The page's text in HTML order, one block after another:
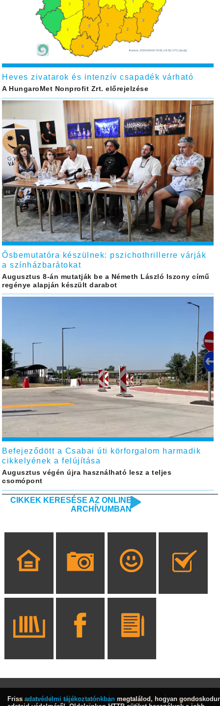
Heves zivatarok és intenzív csapadék várható
A HungaroMet Nonprofit Zrt. előrejelzése
Ősbemutatóra készülnek: pszichothrillerre várják
a színházbarátokat
Augusztus 8-án mutatják be a Németh László Iszony című
regénye alapján készült darabot
Befejeződött a Csabai úti körforgalom harmadik
cikkelyének a felújítása
Augusztus végén újra használható lesz a teljes
csomópont
CIKKEK KERESÉSE AZ ONLINE
ARCHÍVUMBAN
HÍREK KULTÚRA INTERJÚ SPORT
Friss adatvédelmi tájékoztatónkban megtalálod, hogyan